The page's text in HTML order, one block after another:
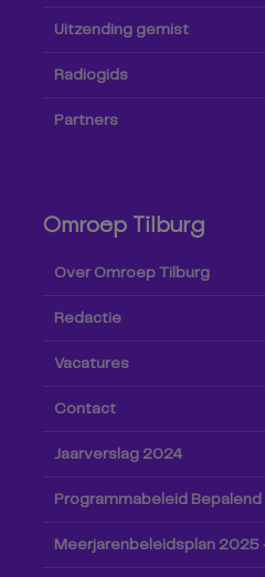
Uitzending gemist
Radiogids
Partners
Omroep Tilburg
Over Omroep Tilburg
Redactie
Vacatures
Contact
Jaarverslag 2024
Programmabeleid Bepalend
Meerjarenbeleidsplan 2025